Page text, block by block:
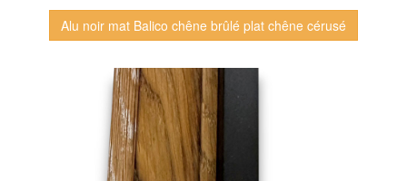
Alu noir mat Balico chêne brûlé plat chêne cérusé